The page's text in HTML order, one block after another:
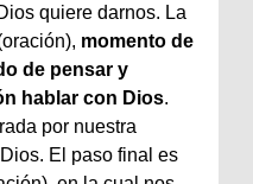
quiere darnos. La
momento de
de pensar y
hablar con Dios.
por nuestra
El paso final es